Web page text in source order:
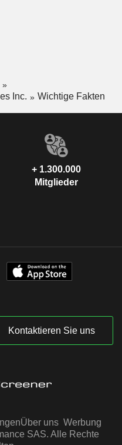
Inc.
Wichtige Fakten
+ 1.300.000
Mitglieder
Kontaktieren Sie uns
Über uns Werbung
SAS. Alle Rechte